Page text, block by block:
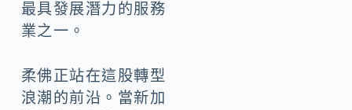
最具發展潛力的服務
業之一。
柔佛正站在這股轉型
浪潮的前沿。當新加